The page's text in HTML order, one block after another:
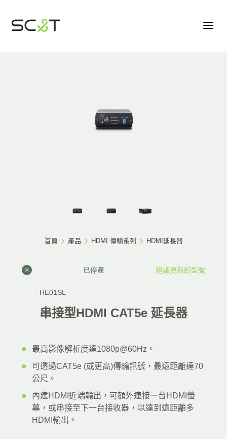
首頁 產品 HDMI 傳輸系列 HDMI延長器
已停產 建議更新的型號
HE01SL
串接型HDMI CAT5e 延長器
最高影像解析度達1080p@60Hz。
可透過CAT5e (或更高)傳輸訊號，最遠距離達70
公尺。
內建HDMI近端輸出，可額外連接一台HDMI螢
幕，或串接至下一台接收器，以達到遠距離多
HDMI輸出。